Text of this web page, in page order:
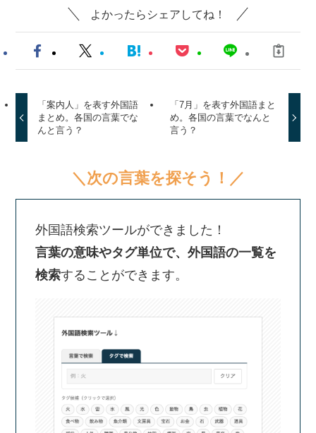
よかったらシェアしてね！
「案内人」を表す外国語
まとめ。各国の言葉でな
んと言う？
「7月」を表す外国語まと
め。各国の言葉でなんと
言う？
＼次の言葉を探そう！／
外国語検索ツールができました！
言葉の意味やタグ単位で、外国語の一覧を
検索することができます。